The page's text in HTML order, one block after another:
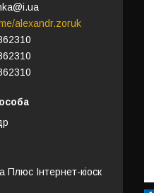
alexandr.zoruk
Плюс Інтернет-кіоск